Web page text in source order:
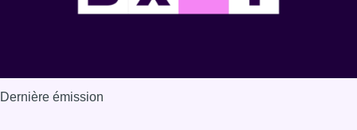
Dernière émission